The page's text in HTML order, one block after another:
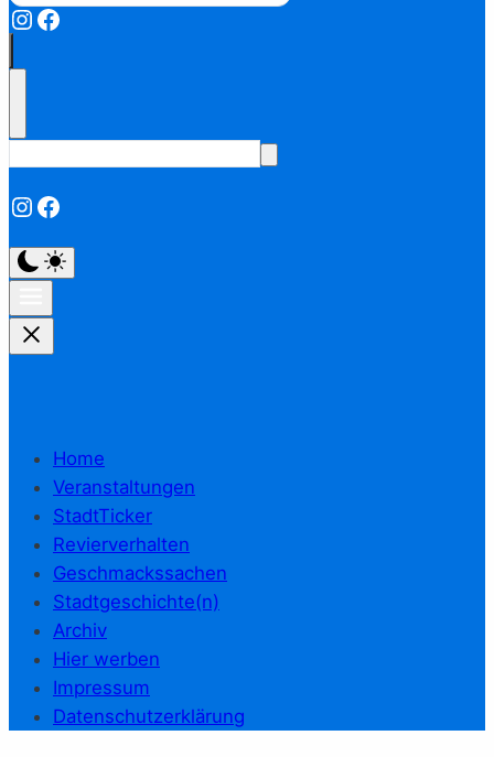
Instagram
Facebook
Instagram
Facebook
Home
Veranstaltungen
StadtTicker
Revierverhalten
Geschmackssachen
Stadtgeschichte(n)
Archiv
Hier werben
Impressum
Datenschutzerklärung